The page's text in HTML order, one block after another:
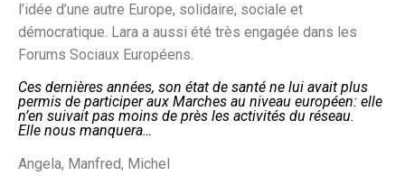
l’idée d’une autre Europe, solidaire, sociale et
démocratique. Lara a aussi été très engagée dans les
Forums Sociaux Européens.
Ces dernières années, son état de santé ne lui avait plus
permis de participer aux Marches au niveau européen: elle
n’en suivait pas moins de près les activités du réseau.
Elle nous manquera…
Angela, Manfred, Michel